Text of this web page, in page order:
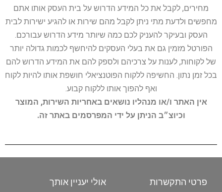
מחירים, לקבל את כל המידע הדרוש על בית העסק אותו אתם
מחפשים ולדעת מתי ניתן לקבל מהם שירות או להגיע ישירות לבית
העסק ובעיקר להעניק לכם כמה שיותר מידע הדרוש עבורכם.
הפורטל מזמין גם את בעלי העסקים להיחשף לכמות גדולה יותר
של לקוחות, לענות על צרכיהם ולספק להם את המידע הדרוש להם
בכל זמן נתון. החשיפה ללקוח הפוטנציאלי חושפת אותו להיות לקוח
ואף להפוך אותו ללקוח קבוע.
אין האתר ו/או מנהליו נושאים באחריות השירות, המוצר
וכיוצ״ב הניתן על ידי המפרסמים באתר זה.
פרטי התקשרות אולי יעניין אותך